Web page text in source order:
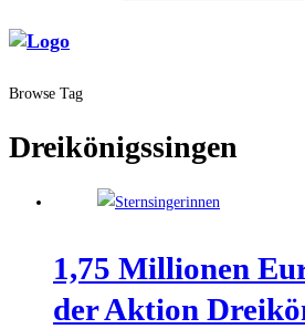
Browse Tag
Dreikönigssingen
1,75 Mil­lio­nen
der Akti­on